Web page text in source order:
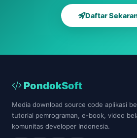
Daftar
PondokSoft
Media download source code aplikasi
tutorial pemrograman, e-book, video
komunitas developer Indonesia.